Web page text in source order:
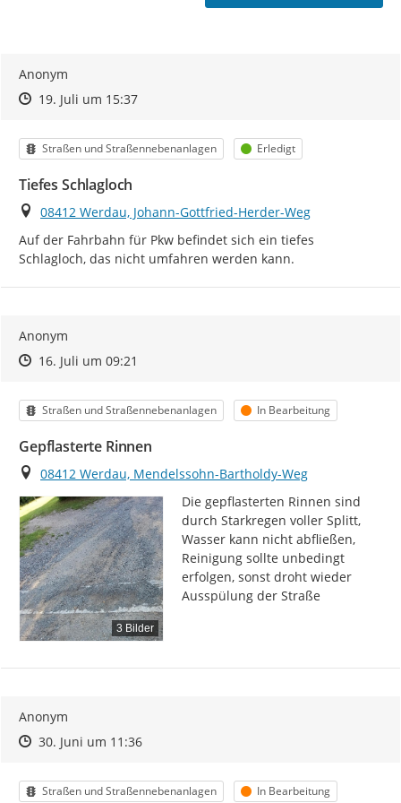
Anonym
Zeitpunkt des Erstellens
Zeitpunkt des Erstellens
19. Juli um 15:37Zur Äußerung
Kategorie
Straßen und Straßennebenanlagen Status
Erledigt
Tiefes Schlagloch
Ort
08412 Werdau, Johann-Gottfried-Herder-Weg
Auf der Fahrbahn für Pkw befindet sich ein tiefes
Schlagloch, das nicht umfahren werden kann.
Anonym
Zeitpunkt des Erstellens
Zeitpunkt des Erstellens
16. Juli um 09:21
Kategorie
Straßen und Straßennebenanlagen Status
In Bearbeitung
Gepflasterte Rinnen
Ort
08412 Werdau, Mendelssohn-Bartholdy-Weg
3 Bilder
Die gepflasterten Rinnen sind
durch Starkregen voller Splitt,
Wasser kann nicht abfließen,
Reinigung sollte unbedingt
erfolgen, sonst droht wieder
Ausspülung der Straße
Anonym
Zeitpunkt des Erstellens
Zeitpunkt des Erstellens
30. Juni um 11:36Zur Äußerung
Kategorie
Straßen und Straßennebenanlagen Status
In Bearbeitung